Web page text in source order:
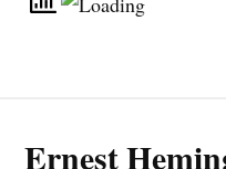
Ernest